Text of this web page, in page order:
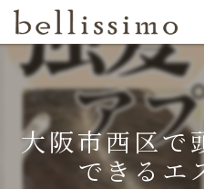
大阪市西区で
できるエ